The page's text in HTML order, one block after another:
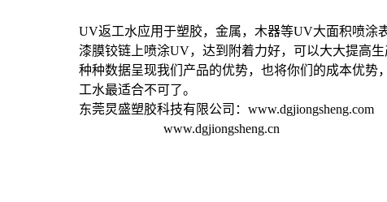
UV返工水应用于塑胶，金属，木器等UV大面积喷涂
漆膜铰链上喷涂UV，达到附着力好，可以大大提高
种种数据呈现我们产品的优势，也将你们的成本优势
工水最适合不可了。
东莞炅盛塑胶科技有限公司： www.dgjiongsheng.com
www.dgjiongsheng.cn